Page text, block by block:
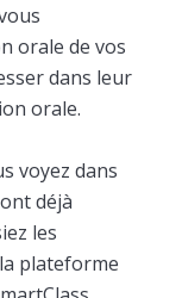
orale de vos
dans leur
orale.
voyez dans
déjà
les
plateforme